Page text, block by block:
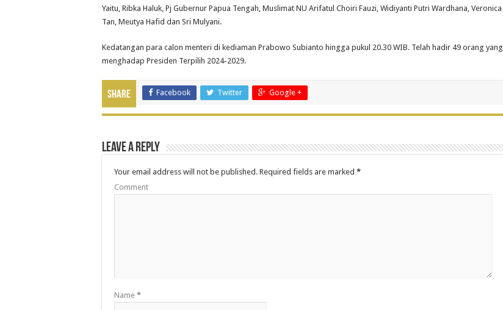
Yaitu, Ribka Haluk, Pj Gubernur Papua Tengah, Muslimat NU Arifatul Choiri Fauzi, Widiyanti Putri Wardhana, Veronica
Tan, Meutya Hafid dan Sri Mulyani.
Kedatangan para calon menteri di kediaman Prabowo Subianto hingga pukul 20.30 WIB. Telah hadir 49 orang yang
menghadap Presiden Terpilih 2024-2029.
Share Facebook Twitter Google +
Leave a Reply
Your email address will not be published. Required fields are marked *
Comment
Name *